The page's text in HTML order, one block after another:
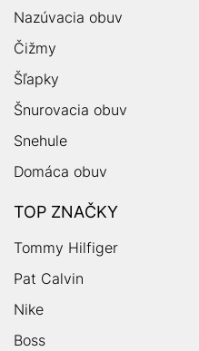
Nazúvacia obuv
Čižmy
Šľapky
Šnurovacia obuv
Snehule
Domáca obuv
TOP ZNAČKY
Tommy Hilfiger
Pat Calvin
Nike
Boss